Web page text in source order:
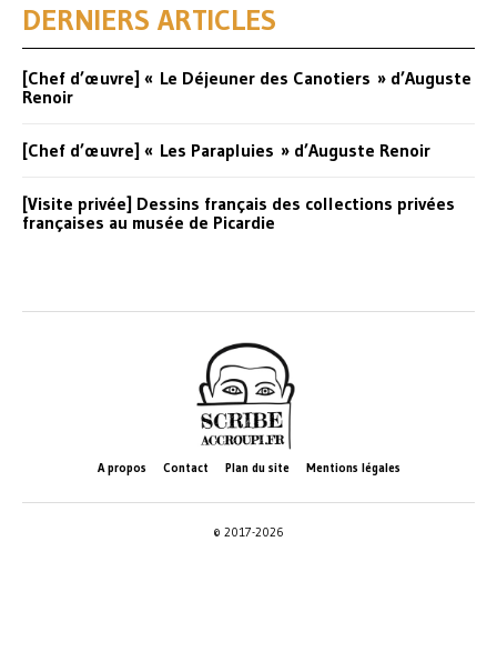
DERNIERS ARTICLES
[Chef d’œuvre] « Le Déjeuner des Canotiers » d’Auguste
Renoir
[Chef d’œuvre] « Les Parapluies » d’Auguste Renoir
[Visite privée] Dessins français des collections privées
françaises au musée de Picardie
A propos Contact Plan du site Mentions légales
© 2017-2026